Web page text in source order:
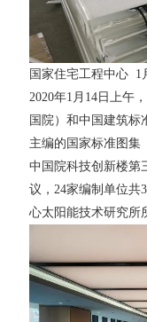
国家住宅工程中心 1
2020年1月14日上午
国院）和中国建筑标
主编的国家标准图集
中国院科技创新楼第
议，24家编制单位共
心太阳能技术研究所